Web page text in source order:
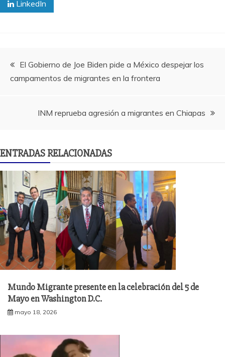
LinkedIn
Navegación
de
entradas
El Gobierno de Joe Biden pide a México despejar los
campamentos de migrantes en la frontera
INM reprueba agresión a migrantes en Chiapas
ENTRADAS RELACIONADAS
Mundo Migrante presente en la celebración del 5 de
Mayo en Washington D.C.
mayo 18, 2026